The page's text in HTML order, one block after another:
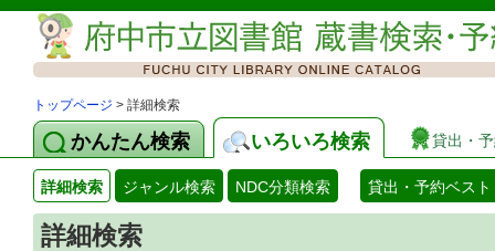
トップページ > 詳細検索
かんたん検索 いろいろ検索 貸出・
詳細検索 ジャンル検索 NDC分類検索 貸出・予約ベスト
詳細検索